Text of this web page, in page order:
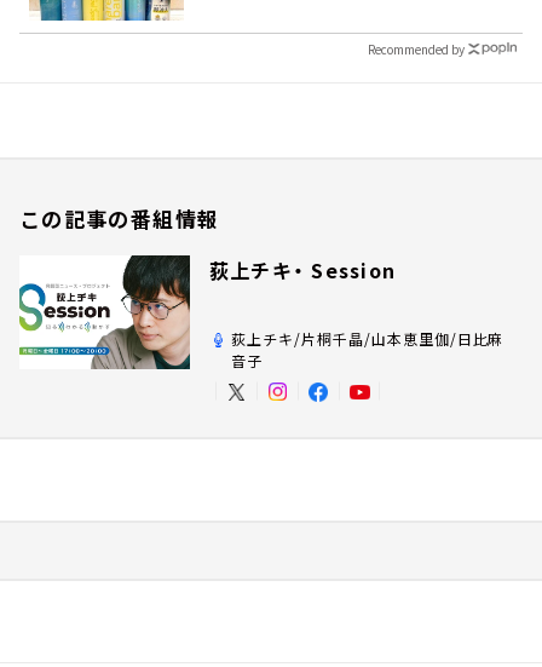
Recommended by
この記事の番組情報
荻上チキ・ Session
荻上チキ/片桐千晶/山本恵里伽/日比麻
音子